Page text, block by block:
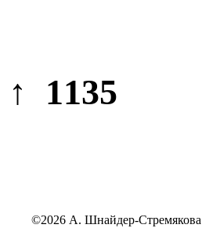
↑ 1135
©2026 А. Шнайдер-Стремякова